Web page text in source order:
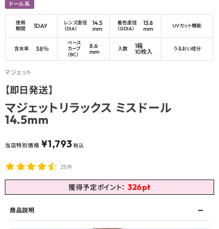
ドール系
使用
期間
1DAY
レンズ直径
（DIA）
14.5
mm
着色直径
（GDIA）
13.8
mm
UVカット機能
含水率 58％
ベース
カーブ
（BC）
8.6
mm
入数
1箱
10枚入
うるおい成分
マジェット
【即日発送】
マジェットリラックス ミスドール
14.5mm
当店特別価格 ¥1,793 税込
25件
獲得予定ポイント： 326pt
商品説明